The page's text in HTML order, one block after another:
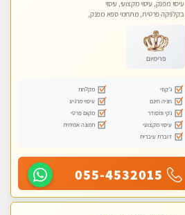
עיסוי מפנק, עיסוי מקצועי, עיסוי
בקלניקה פרטית, מתחמי ספא מפנק,
פרימיום
ג'קוזי
מקלחת
חניה חינם
עיסוי מרגיע
נקי ומסודר
מקום פרטי
עיסוי מקצועי
תמונה אמיתית
דוברת עיברית
055-4532015